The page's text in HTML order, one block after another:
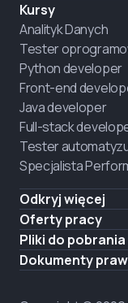
Kursy
Analityk Danych
Tester
Python developer
Front-end
Java developer
Full-stack
Tester
Specjalista
Odkryj więcej
Formaty nauczania
O nas
Ogłoszenie
Oferty pracy
Zatrudnij
Pliki do pobrania
iOS
Dokumenty
Polityka